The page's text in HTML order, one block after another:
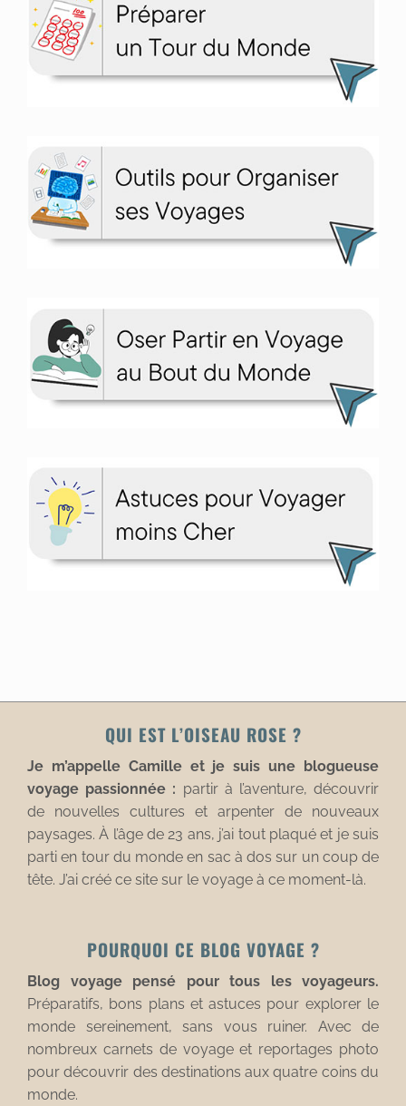
QUI EST L’OISEAU ROSE ?
Je m’appelle Camille et je suis une blogueuse
voyage passionnée : partir à l’aventure, découvrir
de nouvelles cultures et arpenter de nouveaux
paysages. À l’âge de 23 ans, j’ai tout plaqué et je suis
parti en tour du monde en sac à dos sur un coup de
tête. J’ai créé ce site sur le voyage à ce moment-là.
POURQUOI CE BLOG VOYAGE ?
Blog voyage pensé pour tous les voyageurs.
Préparatifs, bons plans et astuces pour explorer le
monde sereinement, sans vous ruiner. Avec de
nombreux carnets de voyage et reportages photo
pour découvrir des destinations aux quatre coins du
monde.